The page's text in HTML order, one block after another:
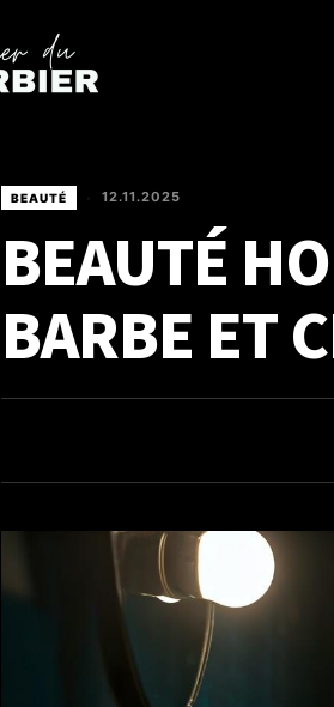
BEAUTÉ 12.11.2025
BEAUTÉ
BARBE ET